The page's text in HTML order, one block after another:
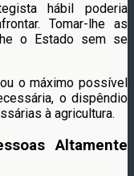
hábil poderia
Tomar-lhe as
o Estado sem se
o máximo possível
o dispêndio
à agricultura.
Altamente